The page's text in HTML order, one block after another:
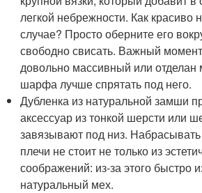
легкой небрежности. Как красиво
случае? Просто оберните его
свободно свисать. Важный
довольно массивный или
шарфа лучше спрятать под него.
Дубленка из натуральной замши
аксессуар из тонкой шерсти или
завязывают под низ.
плечи не стоит не только из
соображений: из-за этого быстро
натуральный мех.